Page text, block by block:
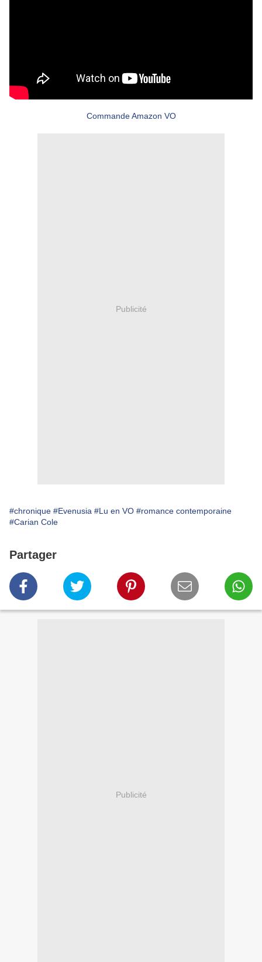
Commande Amazon VO
Publicité
#chronique #Evenusia #Lu en VO #romance contemporaine
#Carian Cole
Partager
Publicité